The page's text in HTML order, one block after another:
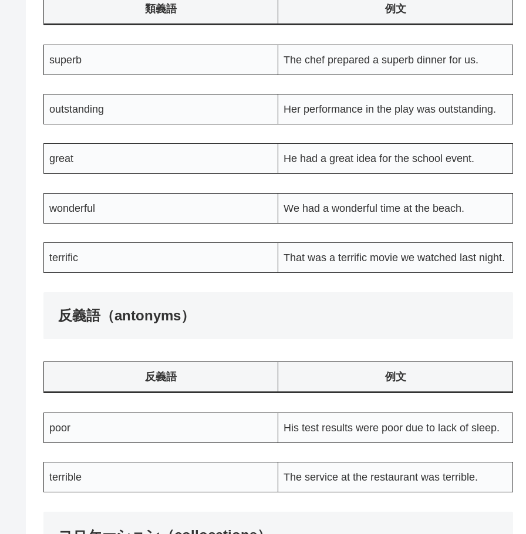
類義語 例文
superb The chef prepared a superb dinner for us.
outstanding Her performance in the play was outstanding.
great He had a great idea for the school event.
wonderful We had a wonderful time at the beach.
terrific That was a terrific movie we watched last night.
反義語（antonyms）
反義語 例文
poor His test results were poor due to lack of sleep.
terrible The service at the restaurant was terrible.